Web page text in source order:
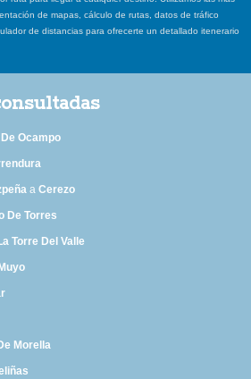
de mapas, cálculo de rutas, datos de tráfico
de distancias para ofrecerte un detallado itenerario
Ocampo
aCerezo
De Torres
Torre Del Valle
Morella